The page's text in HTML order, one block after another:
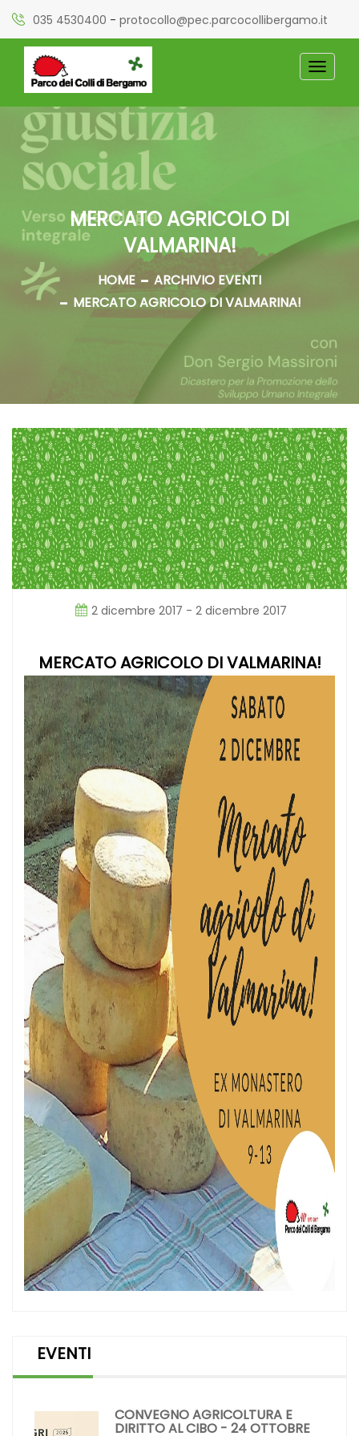
035 4530400 - protocollo@pec.parcocollibergamo.it
MERCATO AGRICOLO DI
VALMARINA!
HOME
ARCHIVIO EVENTI
MERCATO AGRICOLO DI VALMARINA!
2 dicembre 2017 - 2 dicembre 2017
MERCATO AGRICOLO DI VALMARINA!
EVENTI
CONVEGNO AGRICOLTURA E
DIRITTO AL CIBO - 24 OTTOBRE